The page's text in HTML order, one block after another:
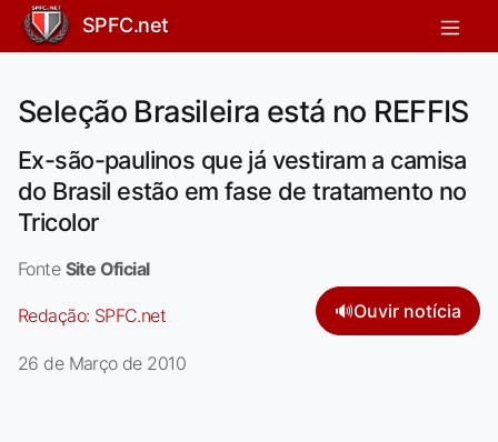
SPFC.net
Seleção Brasileira está no REFFIS
Ex-são-paulinos que já vestiram a camisa
do Brasil estão em fase de tratamento no
Tricolor
Fonte Site Oficial
Redação: SPFC.net 🔊Ouvir notícia
26 de Março de 2010